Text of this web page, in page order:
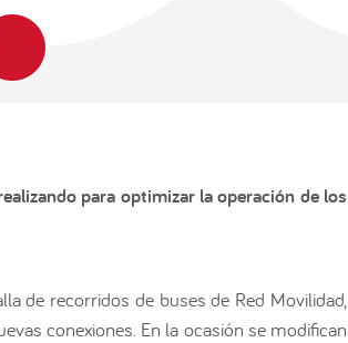
para optimizar la operación de los
de recorridos de buses de Red Movilidad,
conexiones. En la ocasión se modifican